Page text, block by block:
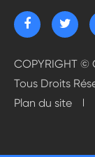
COPYRIGHT ©
Tous Droits
Plan du site